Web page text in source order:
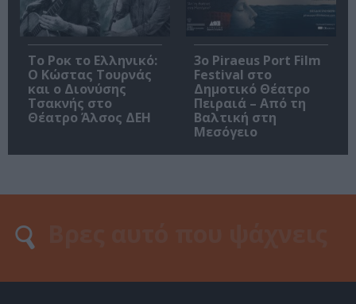
Το Ροκ το Ελληνικό:
Ο Κώστας Τουρνάς
και ο Διονύσης
Τσακνής στο
Θέατρο Άλσος ΔΕΗ
3o Piraeus Port Film
Festival στο
Δημοτικό Θέατρο
Πειραιά – Από τη
Βαλτική στη
Μεσόγειο